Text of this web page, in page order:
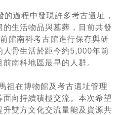
的過程中發現許多考古遺址，
生活物品與墓葬，目前共發
館南科考古館進行保存與研
骨生活於距今約5,000年前
南科地區最早的人群。
祖在博物館及考古遺址管理
向持續積極交流。本次希望
雙方文化交流量能及資源共